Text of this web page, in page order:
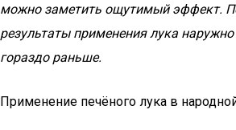
можно заметить ощутимый эффект.
результаты применения лука
гораздо раньше.
Применение печёного лука в